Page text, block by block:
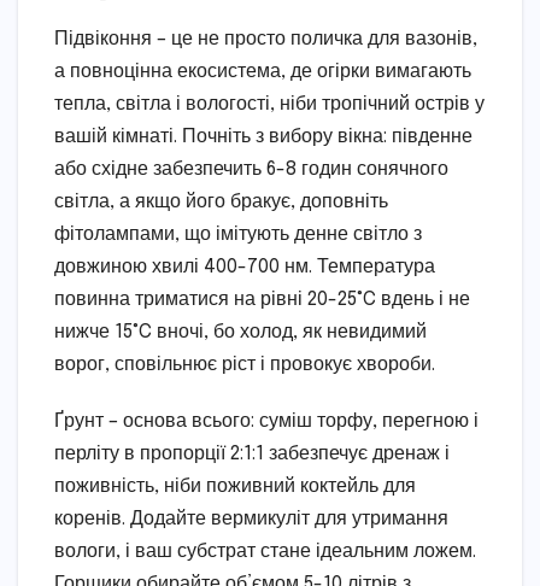
Підвіконня – це не просто поличка для вазонів,
а повноцінна екосистема, де огірки вимагають
тепла, світла і вологості, ніби тропічний острів у
вашій кімнаті. Почніть з вибору вікна: південне
або східне забезпечить 6-8 годин сонячного
світла, а якщо його бракує, доповніть
фітолампами, що імітують денне світло з
довжиною хвилі 400-700 нм. Температура
повинна триматися на рівні 20-25°C вдень і не
нижче 15°C вночі, бо холод, як невидимий
ворог, сповільнює ріст і провокує хвороби.
Ґрунт – основа всього: суміш торфу, перегною і
перліту в пропорції 2:1:1 забезпечує дренаж і
поживність, ніби поживний коктейль для
коренів. Додайте вермикуліт для утримання
вологи, і ваш субстрат стане ідеальним ложем.